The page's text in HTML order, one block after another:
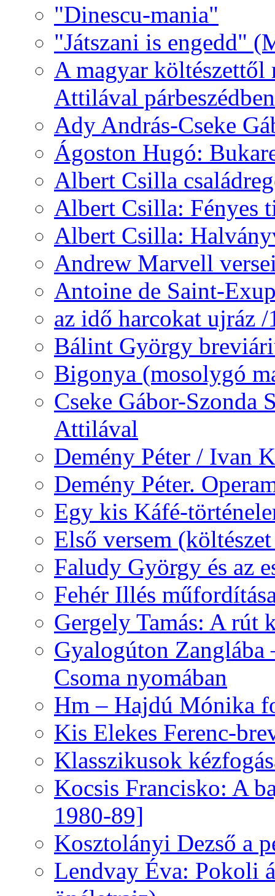
"Dinescu-mania"
"Játszani is engedd"
A magyar
Attilával párbeszédben
Ady András-Cseke
Ágoston Hugó:
Albert Csilla
Albert Csilla: Fényes
Albert Csilla:
Andrew Marvell
Antoine de Saint-
az idő harcokat ujráz
Bálint György
Bigonya (mosolygó
Cseke Gábor-Szonda
Attilával
Demény Péter / Ivan
Demény Péter.
Egy kis Káfé-
Első versem
Faludy György és az
Fehér Illés
Gergely Tamás: A rút
Gyalogúton Zanglába
Csoma nyomában
Hm – Hajdú Mónika
Kis Elekes Ferenc-
Klasszikusok
Kocsis Francisko: A
1980-89]
Kosztolányi Dezső a
Lendvay Éva: Pokoli